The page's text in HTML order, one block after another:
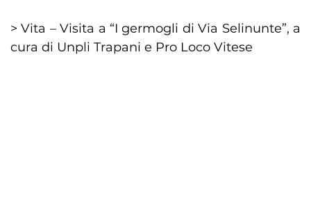
> Vita – Visita a “I germogli di Via Selinunte”, a
cura di Unpli Trapani e Pro Loco Vitese